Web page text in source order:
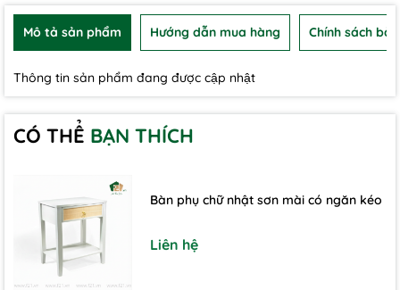
Mô tả sản phẩm Hướng dẫn mua hàng Chính sách
Thông tin sản phẩm đang được cập nhật
CÓ THỂ BẠN THÍCH
Bàn phụ chữ nhật sơn mài có ngăn kéo
Liên hệ